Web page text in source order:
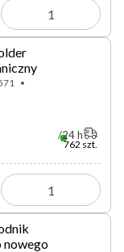
762 szt.
24 h
nowego